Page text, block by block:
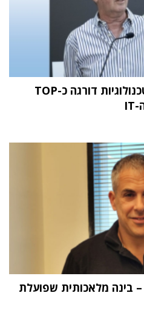
מחקר STKI השנתי: וואן טכנולוגיות דורגה כ-TOP
"העתיד הוא Physical AI – בינה מלאכותית שפועלת